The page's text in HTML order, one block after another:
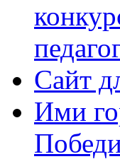
Сайт
Ими